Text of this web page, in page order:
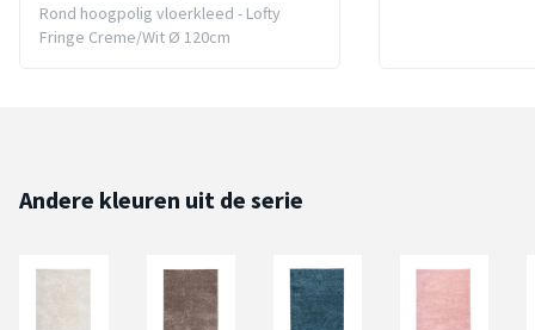
Rond hoogpolig vloerkleed - Lofty
Fringe Creme/Wit Ø 120cm
Andere kleuren uit de serie